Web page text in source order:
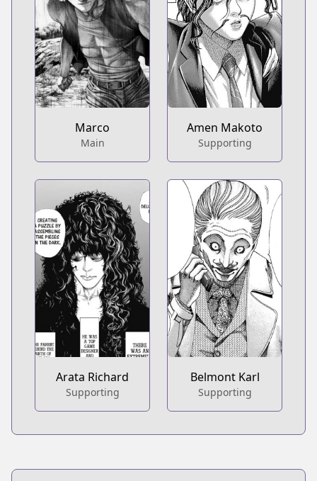
Marco
Main
Amen Makoto
Supporting
Arata Richard
Supporting
Belmont Karl
Supporting